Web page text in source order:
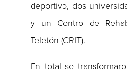
deportivo, dos
y un Centro de
Teletón (CRIT).
En total se